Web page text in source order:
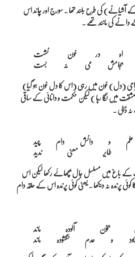
کی طرح بلند تھا ۔ سورج اور چاند اس
نے کی مانند تھے ۔
او در خون نشست
خون میں رہی (اس کا دل خون ہو گیا)
لگا رہا ) لیکن حکمت و دانائی کے ساقی
۔
و دانش دام چید
میں مسلسل جال بچھائے رکھا لیکن اس
پرندہ نہ دیکھا ۔ یعنی کوئی پرندہ اس کے حلقہ دام
بخون آلودہ ماند